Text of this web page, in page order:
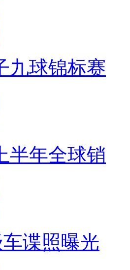
九球锦标赛
半年全球销
车谍照曝光